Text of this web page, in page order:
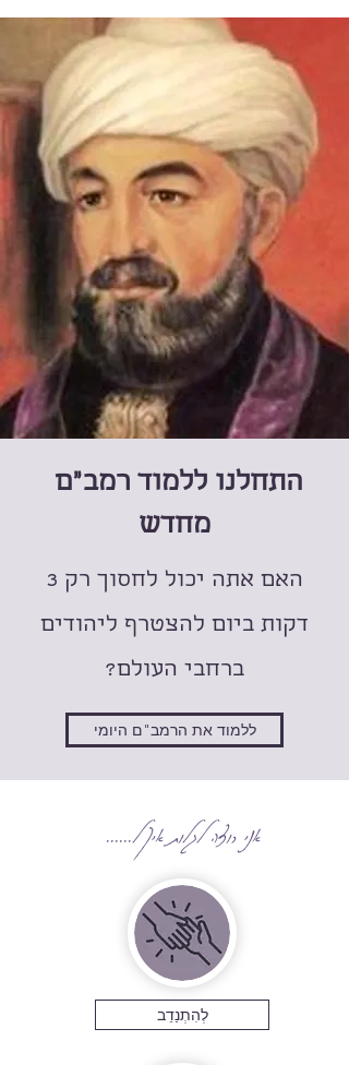
התחלנו ללמוד רמב"ם
מחדש
האם אתה יכול לחסוך רק 3
דקות ביום להצטרף ליהודים
ברחבי העולם?
ללמוד את הרמב"ם היומי
אני רוצה לגלות איך ל......
לְהִתְנַדֵב